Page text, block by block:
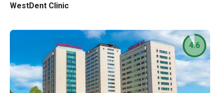
WestDent Clinic
4.6